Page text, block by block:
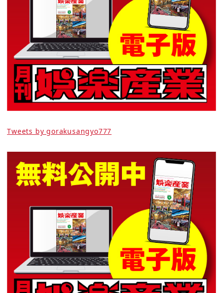
Tweets by gorakusangyo777